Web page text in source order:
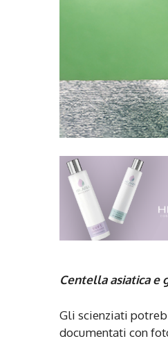
Centella asiatica e
Gli scienziati
documentati con